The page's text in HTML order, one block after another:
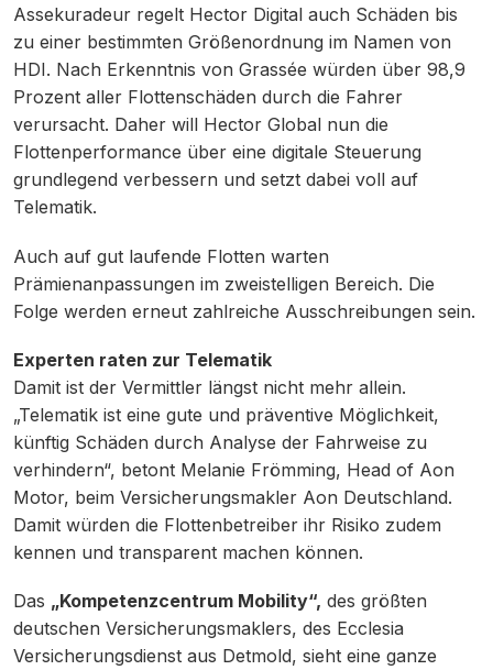
Assekuradeur regelt Hector Digital auch Schäden bis
zu einer bestimmten Größenordnung im Namen von
HDI. Nach Erkenntnis von Grassée würden über 98,9
Prozent aller Flottenschäden durch die Fahrer
verursacht. Daher will Hector Global nun die
Flottenperformance über eine digitale Steuerung
grundlegend verbessern und setzt dabei voll auf
Telematik.
Auch auf gut laufende Flotten warten
Prämienanpassungen im zweistelligen Bereich. Die
Folge werden erneut zahlreiche Ausschreibungen sein.
Experten raten zur Telematik
Damit ist der Vermittler längst nicht mehr allein.
„Telematik ist eine gute und präventive Möglichkeit,
künftig Schäden durch Analyse der Fahrweise zu
verhindern“, betont Melanie Frömming, Head of Aon
Motor, beim Versicherungsmakler Aon Deutschland.
Damit würden die Flottenbetreiber ihr Risiko zudem
kennen und transparent machen können.
Das „Kompetenzcentrum Mobility“, des größten
deutschen Versicherungsmaklers, des Ecclesia
Versicherungsdienst aus Detmold, sieht eine ganze